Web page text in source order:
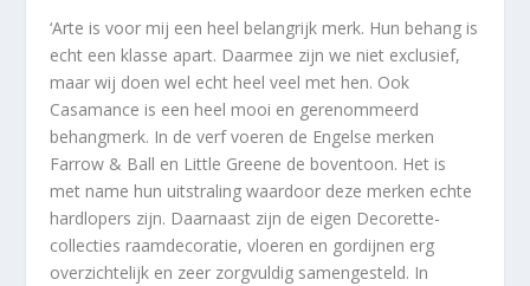
‘Arte is voor mij een heel belangrijk merk. Hun behang is
echt een klasse apart. Daarmee zijn we niet exclusief,
maar wij doen wel echt heel veel met hen. Ook
Casamance is een heel mooi en gerenommeerd
behangmerk. In de verf voeren de Engelse merken
Farrow & Ball en Little Greene de boventoon. Het is
met name hun uitstraling waardoor deze merken echte
hardlopers zijn. Daarnaast zijn de eigen Decorette-
collecties raamdecoratie, vloeren en gordijnen erg
overzichtelijk en zeer zorgvuldig samengesteld. In